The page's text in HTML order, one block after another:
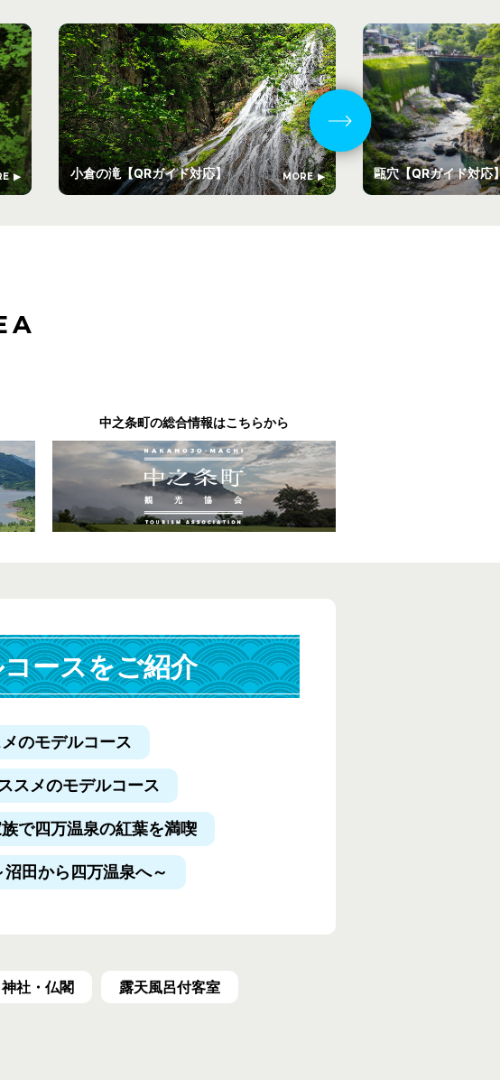
小倉の滝【QRガイド対応】 MORE 甌穴【QRガイド対
中之条町の総合情報はこちらから
ースをご紹介
のモデルコース
スメのモデルコース
で四万温泉の紅葉を満喫
沼田から四万温泉へ～
神社・仏閣 露天風呂付客室